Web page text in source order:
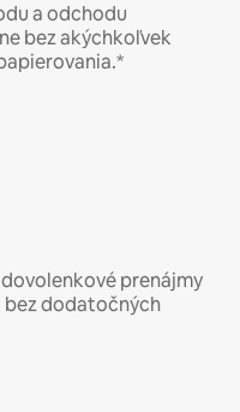
a odchodu
bez akýchkoľvek
prenájmy
bez dodatočných